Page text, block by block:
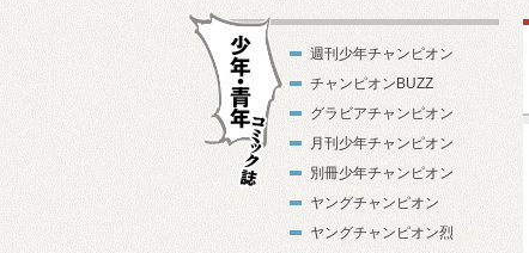
週刊少年チャンピオン
チャンピオンBUZZ
グラビアチャンピオン
月刊少年チャンピオン
別冊少年チャンピオン
ヤングチャンピオン
ヤングチャンピオン烈